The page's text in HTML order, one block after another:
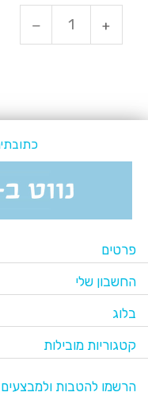
פרטים
החשבון שלי
בלוג
קטגוריות מובילות
הרשמו להטבות ולמבצעים